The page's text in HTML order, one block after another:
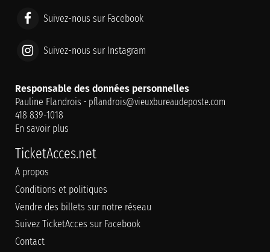
Suivez-nous sur Facebook
Suivez-nous sur Instagram
Responsable des données personnelles
Pauline Flandrois • pflandrois@vieuxbureaudeposte.com
418 839-1018
En savoir plus
TicketAcces.net
À propos
Conditions et politiques
Vendre des billets sur notre réseau
Suivez TicketAcces sur Facebook
Contact